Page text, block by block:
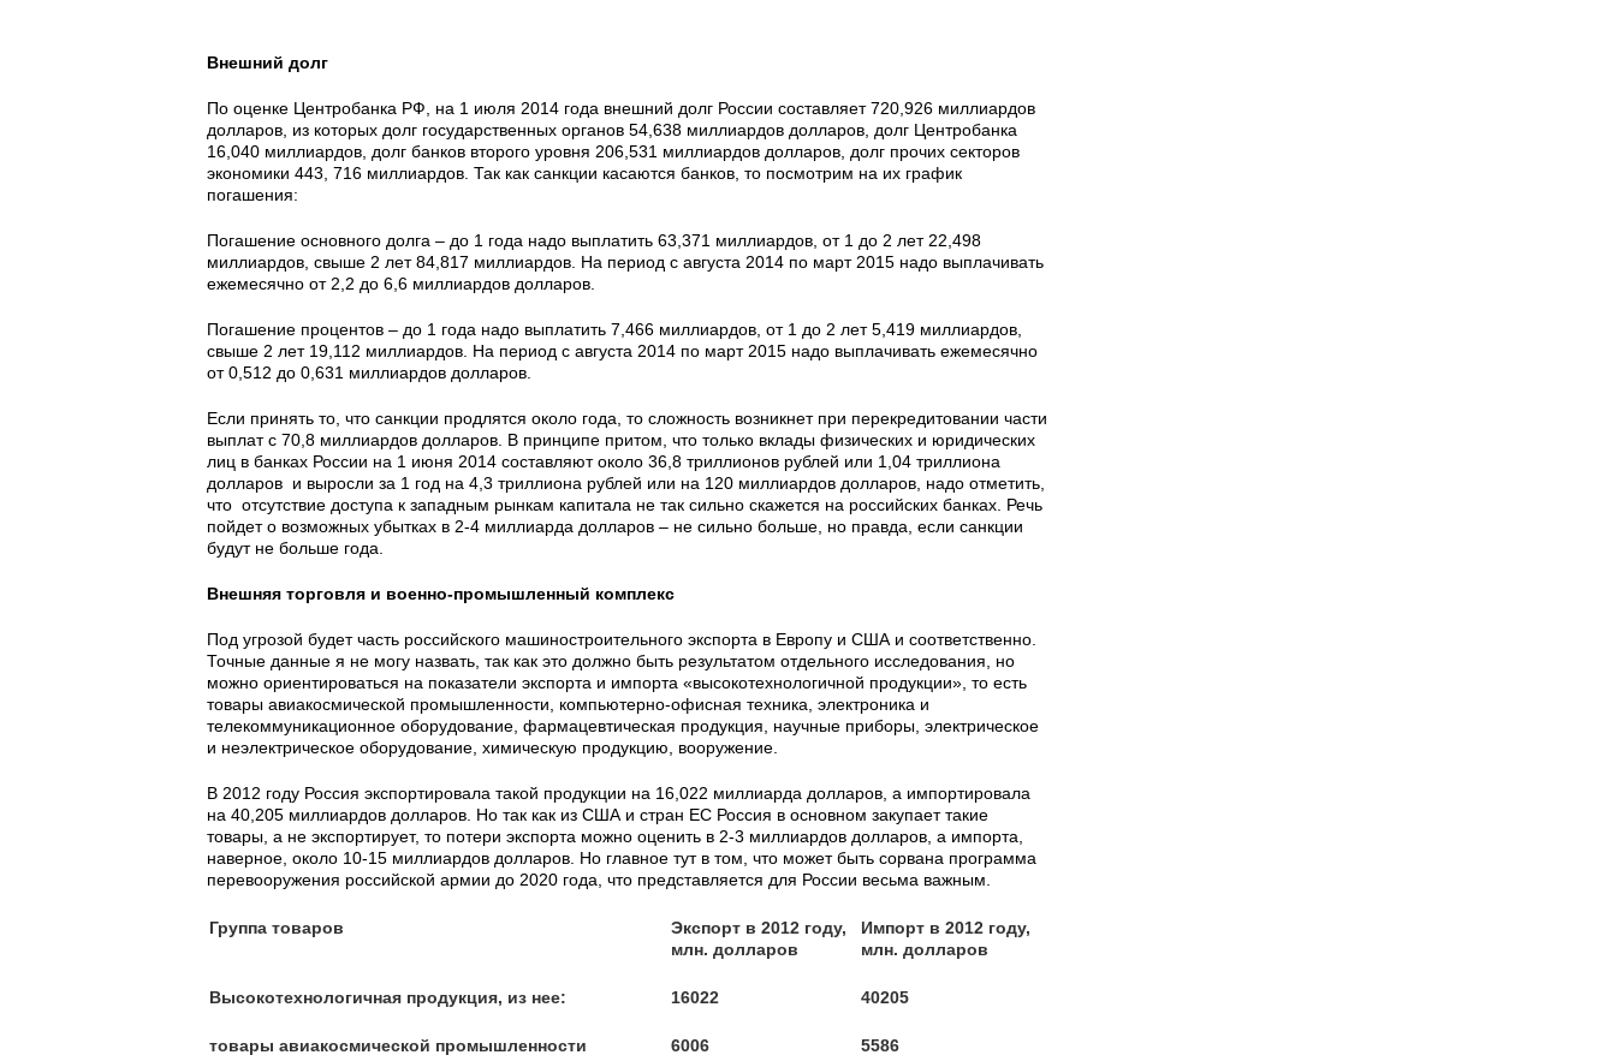
Внешний долг
По оценке Центробанка РФ, на 1 июля 2014 года внешний долг России составляет 720,926 миллиардов
долларов, из которых долг государственных органов 54,638 миллиардов долларов, долг Центробанка
16,040 миллиардов, долг банков второго уровня 206,531 миллиардов долларов, долг прочих секторов
экономики 443, 716 миллиардов. Так как санкции касаются банков, то посмотрим на их график
погашения:
Погашение основного долга – до 1 года надо выплатить 63,371 миллиардов, от 1 до 2 лет 22,498
миллиардов, свыше 2 лет 84,817 миллиардов. На период с августа 2014 по март 2015 надо выплачивать
ежемесячно от 2,2 до 6,6 миллиардов долларов.
Погашение процентов – до 1 года надо выплатить 7,466 миллиардов, от 1 до 2 лет 5,419 миллиардов,
свыше 2 лет 19,112 миллиардов. На период с августа 2014 по март 2015 надо выплачивать ежемесячно
от 0,512 до 0,631 миллиардов долларов.
Если принять то, что санкции продлятся около года, то сложность возникнет при перекредитовании части
выплат с 70,8 миллиардов долларов. В принципе притом, что только вклады физических и юридических
лиц в банках России на 1 июня 2014 составляют около 36,8 триллионов рублей или 1,04 триллиона
долларов и выросли за 1 год на 4,3 триллиона рублей или на 120 миллиардов долларов, надо отметить,
что отсутствие доступа к западным рынкам капитала не так сильно скажется на российских банках. Речь
пойдет о возможных убытках в 2-4 миллиарда долларов – не сильно больше, но правда, если санкции
будут не больше года.
Внешняя торговля и военно-промышленный комплекс
Под угрозой будет часть российского машиностроительного экспорта в Европу и США и соответственно.
Точные данные я не могу назвать, так как это должно быть результатом отдельного исследования, но
можно ориентироваться на показатели экспорта и импорта «высокотехнологичной продукции», то есть
товары авиакосмической промышленности, компьютерно-офисная техника, электроника и
телекоммуникационное оборудование, фармацевтическая продукция, научные приборы, электрическое
и неэлектрическое оборудование, химическую продукцию, вооружение.
В 2012 году Россия экспортировала такой продукции на 16,022 миллиарда долларов, а импортировала
на 40,205 миллиардов долларов. Но так как из США и стран ЕС Россия в основном закупает такие
товары, а не экспортирует, то потери экспорта можно оценить в 2-3 миллиардов долларов, а импорта,
наверное, около 10-15 миллиардов долларов. Но главное тут в том, что может быть сорвана программа
перевооружения российской армии до 2020 года, что представляется для России весьма важным.
Группа товаров
Экспорт в 2012 году,
млн. долларов
Импорт в 2012 году,
млн. долларов
Высокотехнологичная продукция, из нее: 16022 40205
товары авиакосмической промышленности 6006 5586